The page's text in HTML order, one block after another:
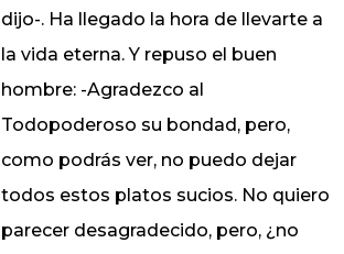
dijo-. Ha llegado la hora de llevarte a
la vida eterna. Y repuso el buen
hombre: -Agradezco al
Todopoderoso su bondad, pero,
como podrás ver, no puedo dejar
todos estos platos sucios. No quiero
parecer desagradecido, pero, ¿no